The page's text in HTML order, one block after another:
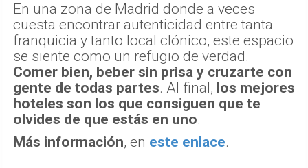
En una zona de Madrid donde a veces
cuesta encontrar autenticidad entre tanta
franquicia y tanto local clónico, este espacio
se siente como un refugio de verdad.
Comer bien, beber sin prisa y cruzarte con
gente de todas partes. Al final, los mejores
hoteles son los que consiguen que te
olvides de que estás en uno.
Más información, en este enlace.